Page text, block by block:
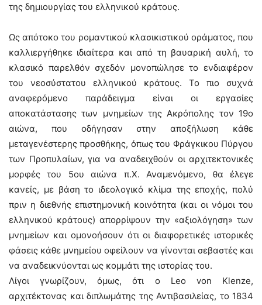
της δημιουργίας του ελληνικού κράτους.
Ως απότοκο του ρομαντικού κλασικιστικού οράματος, που
καλλιεργήθηκε ιδιαίτερα και από τη βαυαρική αυλή, το
κλασικό παρελθόν σχεδόν μονοπώλησε το ενδιαφέρον
του νεοσύστατου ελληνικού κράτους. Το πιο συχνά
αναφερόμενο παράδειγμα είναι οι εργασίες
αποκατάστασης των μνημείων της Ακρόπολης τον 19ο
αιώνα, που οδήγησαν στην αποξήλωση κάθε
μεταγενέστερης προσθήκης, όπως του Φράγκικου Πύργου
των Προπυλαίων, για να αναδειχθούν οι αρχιτεκτονικές
μορφές του 5ου αιώνα π.Χ. Αναμενόμενο, θα έλεγε
κανείς, με βάση το ιδεολογικό κλίμα της εποχής, πολύ
πριν η διεθνής επιστημονική κοινότητα (και οι νόμοι του
ελληνικού κράτους) απορρίψουν την «αξιολόγηση» των
μνημείων και ομονοήσουν ότι οι διαφορετικές ιστορικές
φάσεις κάθε μνημείου οφείλουν να γίνονται σεβαστές και
να αναδεικνύονται ως κομμάτι της ιστορίας του.
Λίγοι γνωρίζουν, όμως, ότι ο Leo von Klenze,
αρχιτέκτονας και διπλωμάτης της Αντιβασιλείας, το 1834